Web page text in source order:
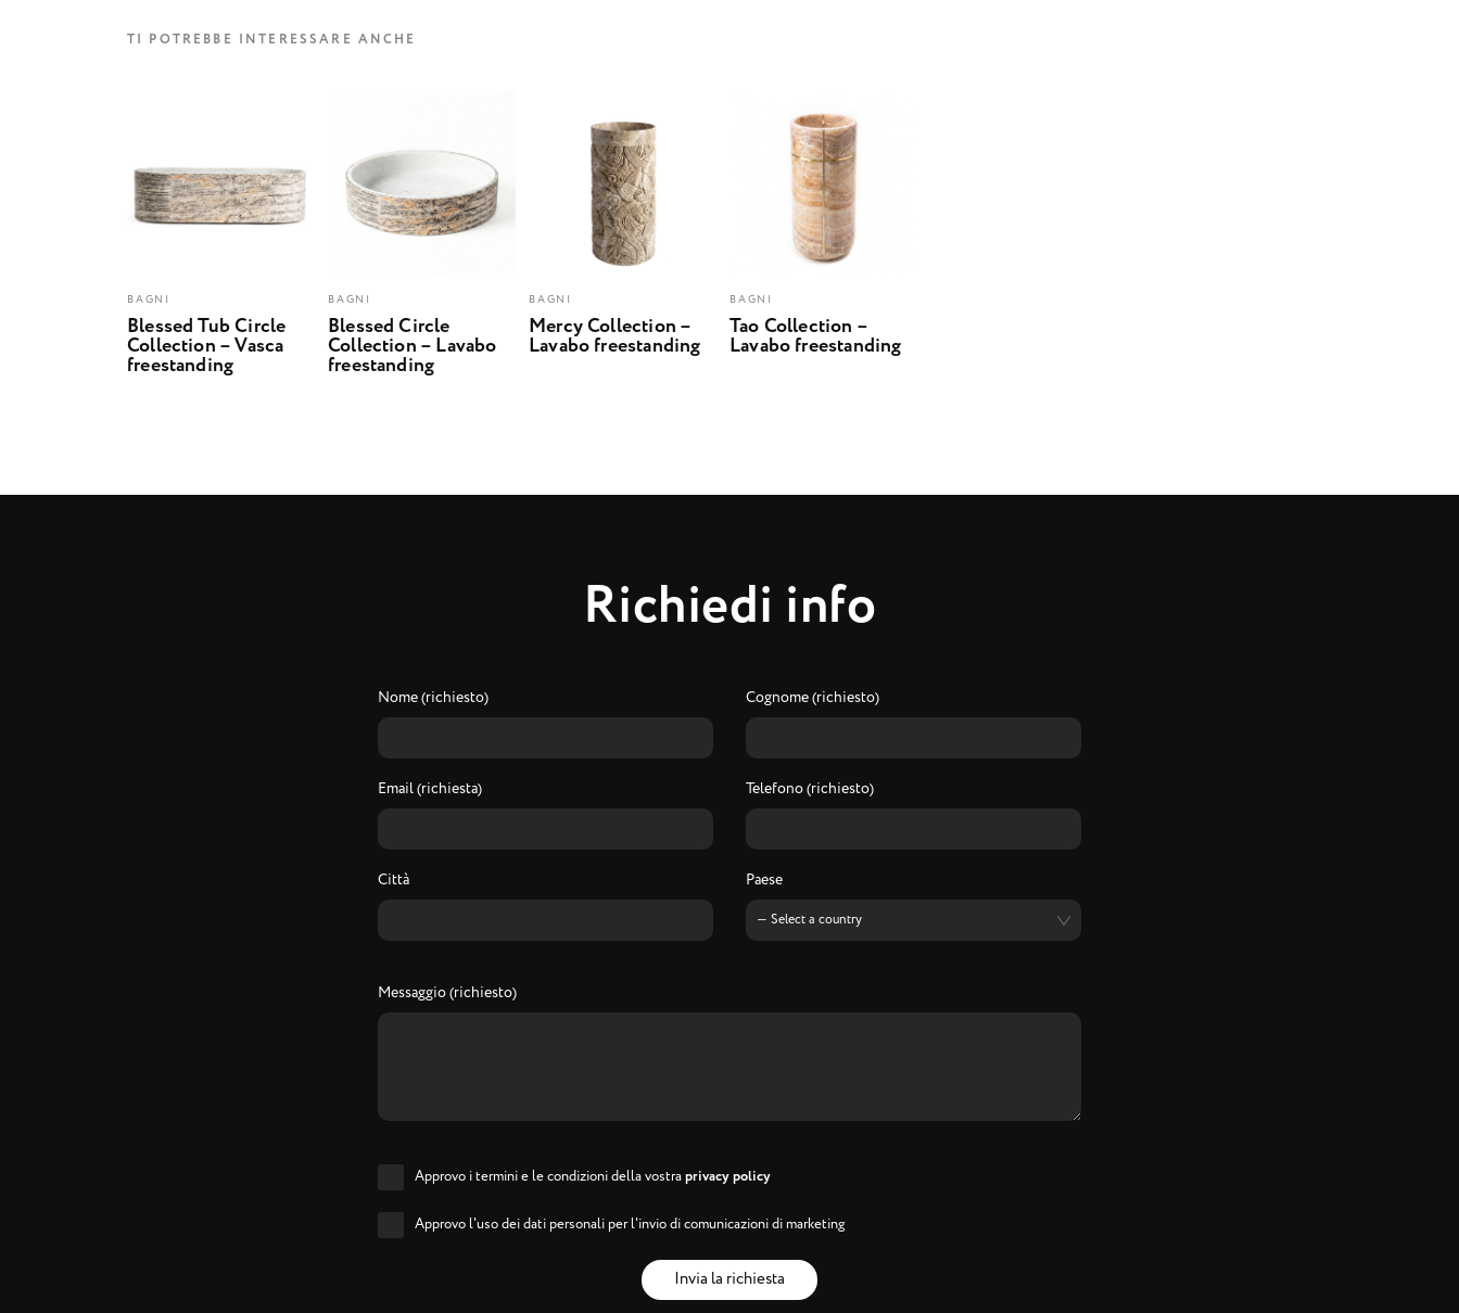
TI POTREBBE INTERESSARE ANCHE
BAGNI
Blessed Tub Circle
Collection – Vasca
freestanding
BAGNI
Blessed Circle
Collection – Lavabo
freestanding
BAGNI
Mercy Collection –
Lavabo freestanding
BAGNI
Tao Collection –
Lavabo freestanding
Richiedi info
Nome (richiesto) Cognome (richiesto)
Email (richiesta) Telefono (richiesto)
Città Paese
Messaggio (richiesto)
Approvo i termini e le condizioni della vostraprivacy policy
Approvo l'uso dei dati personali per l'invio di comunicazioni di marketing
Invia la richiesta